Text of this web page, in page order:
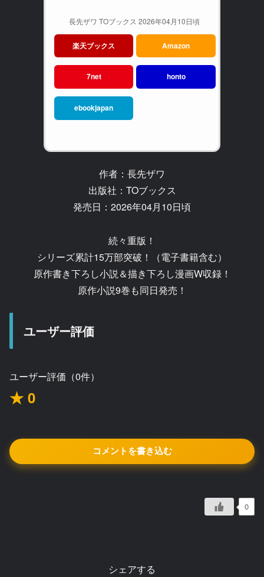
長先ザワ TOブックス 2026年04月10日頃
楽天ブックス Amazon
7net honto
ebookjapan
作者：長先ザワ
出版社：TOブックス
発売日：2026年04月10日頃
続々重版！
シリーズ累計15万部突破！（電子書籍含む）
原作書き下ろし小説＆描き下ろし漫画W収録！
原作小説9巻も同日発売！
ユーザー評価
ユーザー評価（0件）
★ 0
コメントを書き込む
0
シェアする